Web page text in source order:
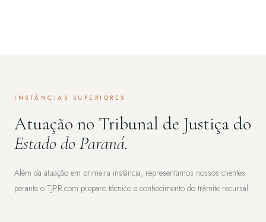
INSTÂNCIAS SUPERIORES
Atuação no Tribunal de Justiça do
Estado do Paraná.
Além da atuação em primeira instância, representamos nossos clientes
perante o TJPR com preparo técnico e conhecimento do trâmite recursal.